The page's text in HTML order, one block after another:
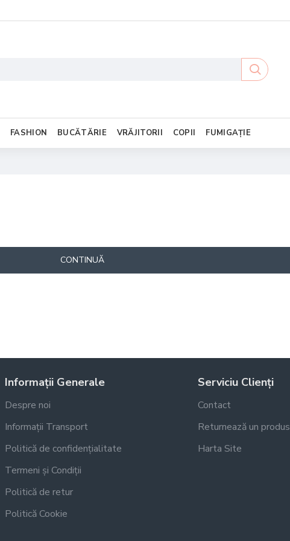
FASHION BUCĂTĂRIE VRĂJITORII COPII FUMIGAȚIE
CONTINUĂ
Informații Generale
Despre noi
Informații Transport
Politică de confidențialitate
Termeni și Condiții
Politică de retur
Politică Cookie
Serviciu Clienți
Contact
Returnează un produs
Harta Site